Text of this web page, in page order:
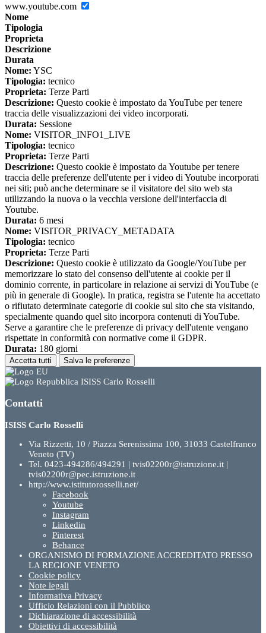
www.youtube.com
Nome
Tipologia
Proprieta
Descrizione
Durata
Nome: YSC
Tipologia: tecnico
Proprieta: Terze Parti
Descrizione: Questo cookie è impostato da YouTube per tenere
traccia delle visualizzazioni dei video incorporati.
Durata: Sessione
Nome: VISITOR_INFO1_LIVE
Tipologia: tecnico
Proprieta: Terze Parti
Descrizione: Questo cookie è impostato da Youtube per tenere
traccia delle preferenze dell'utente per i video di Youtube incorporati
nei siti; può anche determinare se il visitatore del sito web sta
utilizzando la nuova o la vecchia versione dell'interfaccia di
Youtube.
Durata: 6 mesi
Nome: VISITOR_PRIVACY_METADATA
Tipologia: tecnico
Proprieta: Terze Parti
Descrizione: Questo cookie è utilizzato da Google/YouTube per
memorizzare lo stato del consenso dell'utente ai cookie per il
dominio corrente, in particolare in relazione ai servizi di YouTube (e
più in generale di Google). In pratica, registra se l'utente ha accettato
o rifiutato determinate categorie di cookie sul sito che sta visitando,
specialmente quando quel sito incorpora contenuti di YouTube.
Serve a garantire che le preferenze di privacy dell'utente vengano
rispettate in conformità con normative come il GDPR.
Durata: 180 giorni
Accetta tutti Salva le preferenze
ISISS Carlo Rosselli
Contatti
ISISS Carlo Rosselli
Via Rizzetti, 10 / Piazza Serenissima 100, 31033 Castelfranco
Veneto (TV)
Tel. 0423-494286/494291 | tvis02200r@istruzione.it |
tvis02200r@pec.istruzione.it
http://www.istitutorosselli.net/
Facebook
Youtube
Instagram
Linkedin
Pinterest
Behance
ORGANISMO DI FORMAZIONE ACCREDITATO PRESSO
LA REGIONE VENETO
Cookie policy
Note legali
Informativa Privacy
Ufficio Relazioni con il Pubblico
Dichiarazione di accessibilità
Obiettivi di accessibilità